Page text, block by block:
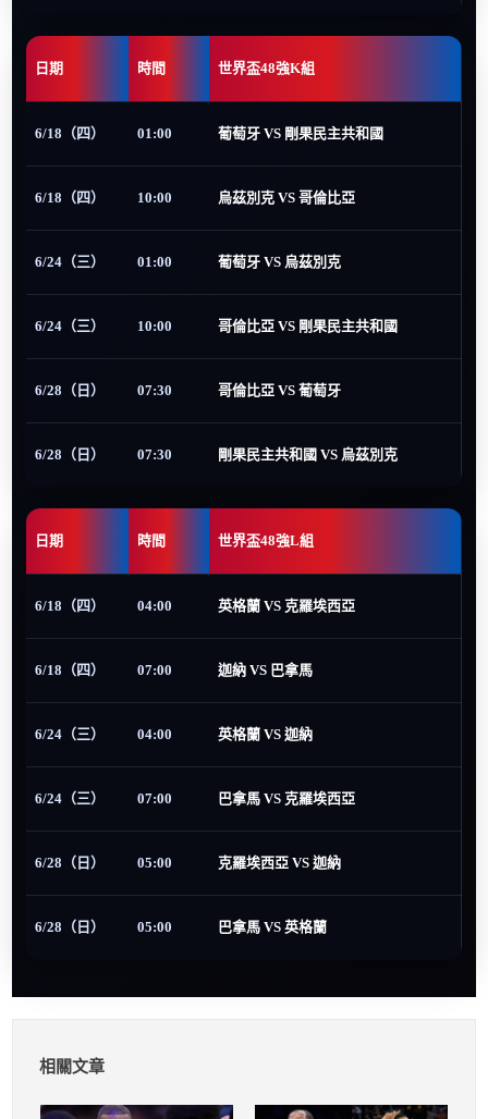
日期 時間 世界盃48強K組
6/18（四） 01:00 葡萄牙 VS 剛果民主共和國
6/18（四） 10:00 烏茲別克 VS 哥倫比亞
6/24（三） 01:00 葡萄牙 VS 烏茲別克
6/24（三） 10:00 哥倫比亞 VS 剛果民主共和國
6/28（日） 07:30 哥倫比亞 VS 葡萄牙
6/28（日） 07:30 剛果民主共和國 VS 烏茲別克
日期 時間 世界盃48強L組
6/18（四） 04:00 英格蘭 VS 克羅埃西亞
6/18（四） 07:00 迦納 VS 巴拿馬
6/24（三） 04:00 英格蘭 VS 迦納
6/24（三） 07:00 巴拿馬 VS 克羅埃西亞
6/28（日） 05:00 克羅埃西亞 VS 迦納
6/28（日） 05:00 巴拿馬 VS 英格蘭
相關文章